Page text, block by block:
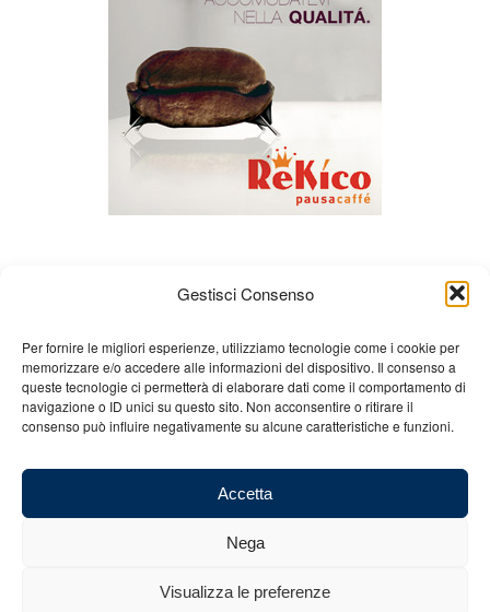
Gestisci Consenso
Per fornire le migliori esperienze, utilizziamo tecnologie come i cookie per
memorizzare e/o accedere alle informazioni del dispositivo. Il consenso a
queste tecnologie ci permetterà di elaborare dati come il comportamento di
navigazione o ID unici su questo sito. Non acconsentire o ritirare il
consenso può influire negativamente su alcune caratteristiche e funzioni.
Accetta
Nega
Visualizza le preferenze
Chi siamo Gian Carlo Minardi
Gear
Merchandising
Partners Contatti
03101011207 - REA: BO 491926 (sede legale) - REA: RA 199431 (sede